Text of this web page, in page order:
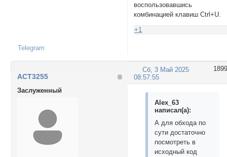
воспользовавшись
комбинацией клавиш Ctrl+U.
+1
Telegram
1899
Сб, 3 Май 2025
08:57:55
ACT3255
Заслуженный
Alex_63
написал(а):
А для обхода по
сути достаточно
посмотреть в
исходный код